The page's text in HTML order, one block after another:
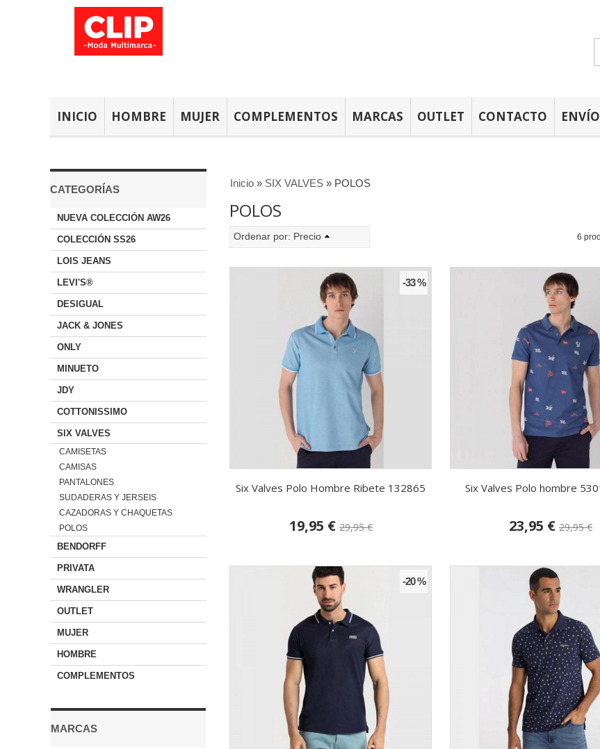
INICIO HOMBRE MUJER COMPLEMENTOS MARCAS OUTLET CONTACTO
CATEGORÍAS
NUEVA COLECCIÓN AW26
COLECCIÓN SS26
LOIS JEANS
LEVI'S®
DESIGUAL
JACK & JONES
ONLY
MINUETO
JDY
COTTONISSIMO
SIX VALVES
CAMISETAS
CAMISAS
PANTALONES
SUDADERAS Y JERSEIS
CAZADORAS Y CHAQUETAS
POLOS
BENDORFF
PRIVATA
WRANGLER
OUTLET
MUJER
HOMBRE
COMPLEMENTOS
MARCAS
Inicio » SIX VALVES » POLOS
POLOS
Ordenar por: Precio 6
-33 %
Six Valves Polo Hombre Ribete 132865
19,95 €29,95 €
Six Valves Polo hombre
23,95 € 29,95 €
-20 %